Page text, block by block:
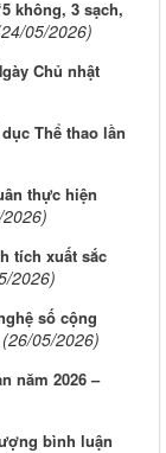
không, 3 sạch,
05/2026)
Chủ nhật
Thể thao lần
thực hiện
tích xuất sắc
2026)
số cộng
(26/05/2026)
năm 2026 –
bình luận